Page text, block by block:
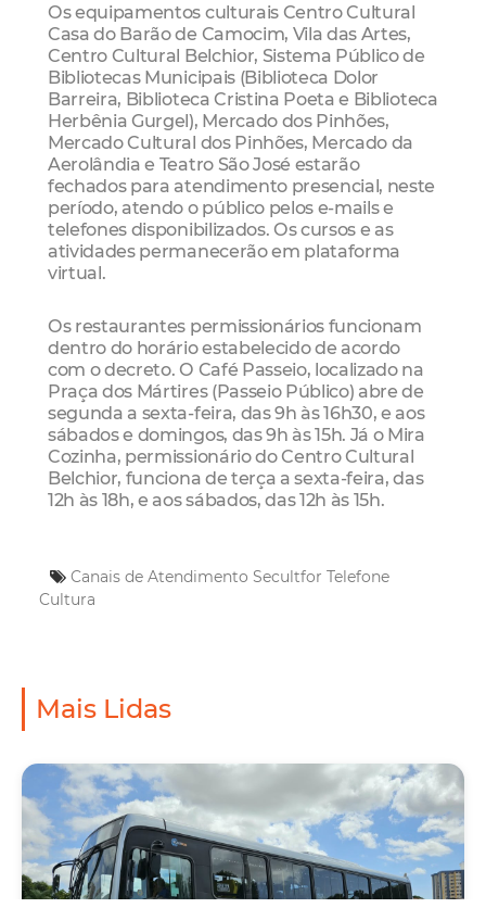
Os equipamentos culturais Centro Cultural
Casa do Barão de Camocim, Vila das Artes,
Centro Cultural Belchior, Sistema Público de
Bibliotecas Municipais (Biblioteca Dolor
Barreira, Biblioteca Cristina Poeta e Biblioteca
Herbênia Gurgel), Mercado dos Pinhões,
Mercado Cultural dos Pinhões, Mercado da
Aerolândia e Teatro São José estarão
fechados para atendimento presencial, neste
período, atendo o público pelos e-mails e
telefones disponibilizados. Os cursos e as
atividades permanecerão em plataforma
virtual.
Os restaurantes permissionários funcionam
dentro do horário estabelecido de acordo
com o decreto. O Café Passeio, localizado na
Praça dos Mártires (Passeio Público) abre de
segunda a sexta-feira, das 9h às 16h30, e aos
sábados e domingos, das 9h às 15h. Já o Mira
Cozinha, permissionário do Centro Cultural
Belchior, funciona de terça a sexta-feira, das
12h às 18h, e aos sábados, das 12h às 15h.
Canais de Atendimento Secultfor Telefone
Cultura
Mais Lidas